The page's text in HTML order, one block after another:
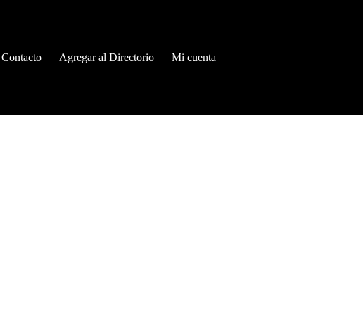
Contacto Agregar al Directorio Mi cuenta